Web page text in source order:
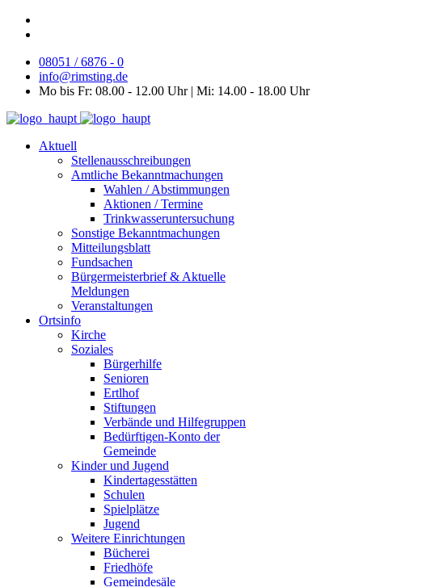
08051 / 6876 - 0
info@rimsting.de
Mo bis Fr: 08.00 - 12.00 Uhr | Mi: 14.00 - 18.00 Uhr
Aktuell
Stellenausschreibungen
Amtliche Bekanntmachungen
Wahlen / Abstimmungen
Aktionen / Termine
Trinkwasseruntersuchung
Sonstige Bekanntmachungen
Mitteilungsblatt
Fundsachen
Bürgermeisterbrief & Aktuelle
Meldungen
Veranstaltungen
Ortsinfo
Kirche
Soziales
Bürgerhilfe
Senioren
Ertlhof
Stiftungen
Verbände und Hilfegruppen
Bedürftigen-Konto der
Gemeinde
Kinder und Jugend
Kindertagesstätten
Schulen
Spielplätze
Jugend
Weitere Einrichtungen
Bücherei
Friedhöfe
Gemeindesäle